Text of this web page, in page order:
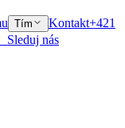
Tím Kontakt+421
Sleduj nás